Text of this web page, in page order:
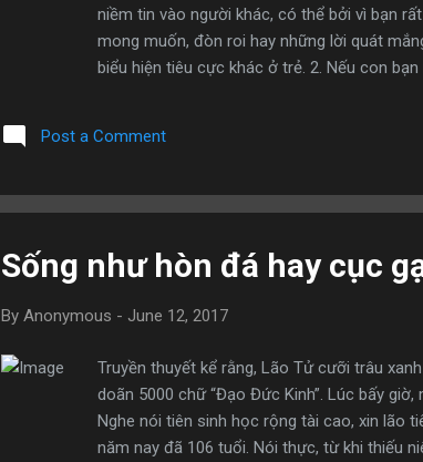
niềm tin vào người khác, có thể bởi vì bạn
mong muốn, đòn roi hay những lời quát
biểu hiện tiêu cực khác ở trẻ. 2. Nếu con
con. Việc đáp ứng mọi yêu cầu của trẻ chỉ
Người xưa có câu: ...
Post a Comment
Sống như hòn đá hay cục
By Anonymous - June 12, 2017
Truyền thuyết kể rằng, Lão Tử cưỡi trâu
doãn 5000 chữ “Đạo Đức Kinh”. Lúc bấy
Nghe nói tiên sinh học rộng tài cao, xin lão
năm nay đã 106 tuổi. Nói thực, từ khi thiếu